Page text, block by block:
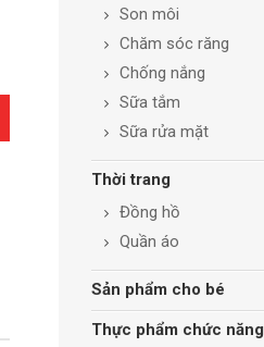
Son môi
Chăm sóc răng
Chống nắng
Sữa tắm
Sữa rửa mặt
Thời trang
Đồng hồ
Quần áo
Sản phẩm cho bé
Thực phẩm chức năng